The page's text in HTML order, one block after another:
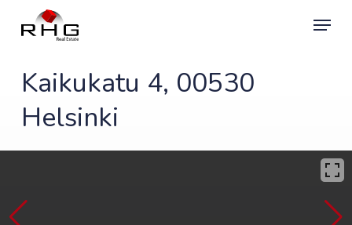
Menu
Kaikukatu 4, 00530
Helsinki